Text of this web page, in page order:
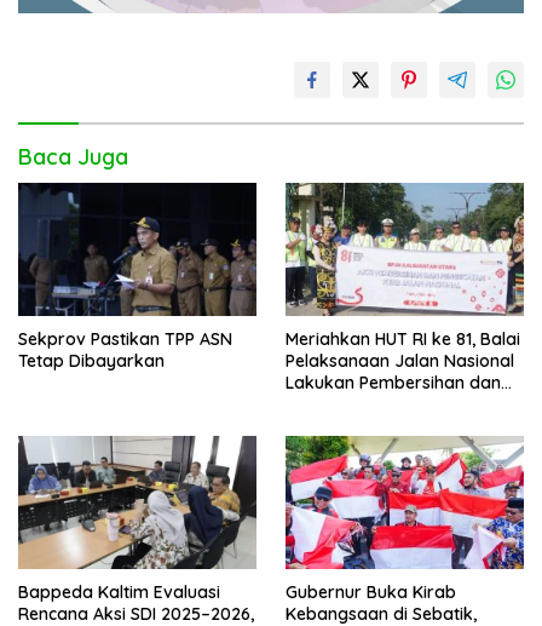
Baca Juga
Sekprov Pastikan TPP ASN
Tetap Dibayarkan
Meriahkan HUT RI ke 81, Balai
Pelaksanaan Jalan Nasional
Lakukan Pembersihan dan
Bappeda Kaltim Evaluasi
Rencana Aksi SDI 2025–2026,
Gubernur Buka Kirab
Kebangsaan di Sebatik,